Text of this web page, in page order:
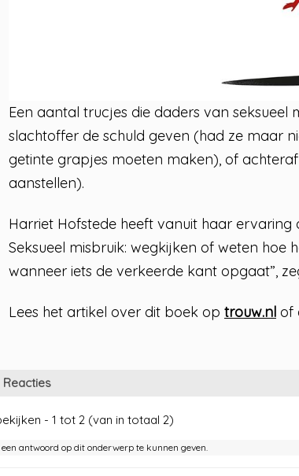
Een aantal trucjes die daders van
slachtoffer de schuld geven (had ze maar
getinte grapjes moeten maken), of
aanstellen).
Harriet Hofstede heeft vanuit haar
Seksueel misbruik: wegkijken of weten hoe
wanneer iets de verkeerde kant opgaat”,
Lees het artikel over dit boek op trouw.nl of
Reacties
- 1 tot 2 (van in totaal 2)
antwoord op dit onderwerp te kunnen geven.